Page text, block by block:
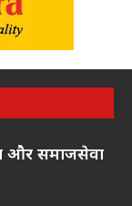
और समाजसेवा